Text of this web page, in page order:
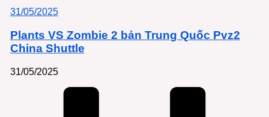
31/05/2025
Plants VS Zombie 2 bản Trung Quốc Pvz2
China Shuttle
31/05/2025